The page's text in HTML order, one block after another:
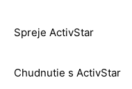
Spreje ActivStar
Chudnutie s ActivStar